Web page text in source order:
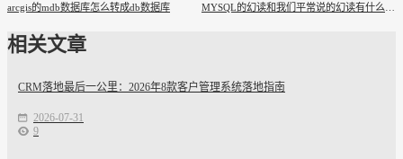
arcgis的mdb数据库怎么转成db数据库
相关文章
CRM落地最后一公里：2026年8款客户管理系统落地指南
2026-07-31
9